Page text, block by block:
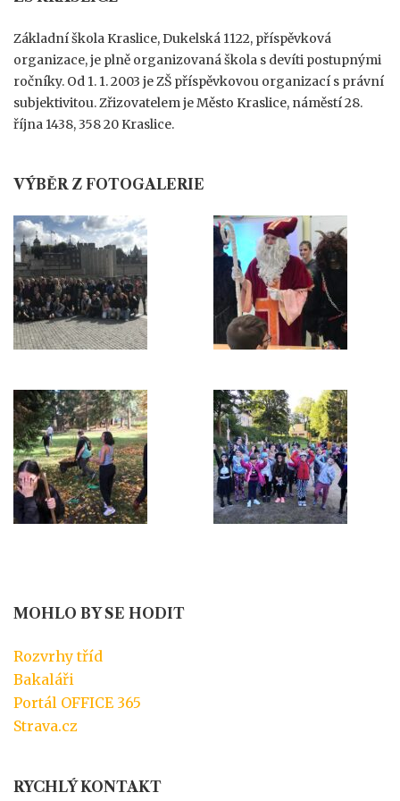
Základní škola Kraslice, Dukelská 1122, příspěvková
organizace, je plně organizovaná škola s devíti postupnými
ročníky. Od 1. 1. 2003 je ZŠ příspěvkovou organizací s právní
subjektivitou. Zřizovatelem je Město Kraslice, náměstí 28.
října 1438, 358 20 Kraslice.
VÝBĚR Z FOTOGALERIE
MOHLO BY SE HODIT
Rozvrhy tříd
Bakaláři
Portál OFFICE 365
Strava.cz
RYCHLÝ KONTAKT